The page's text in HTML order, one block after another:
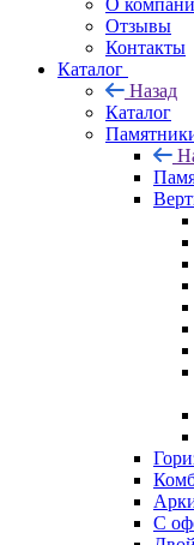
О
Отзывы
Контакты
Каталог
Назад
Каталог
С